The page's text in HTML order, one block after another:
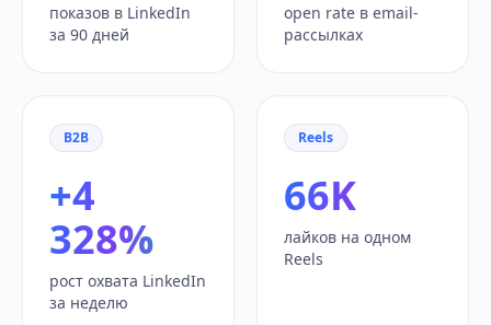
показов в LinkedIn
за 90 дней
open rate в email-
рассылках
B2B
+4
328%
рост охвата LinkedIn
за неделю
Reels
66K
лайков на одном
Reels